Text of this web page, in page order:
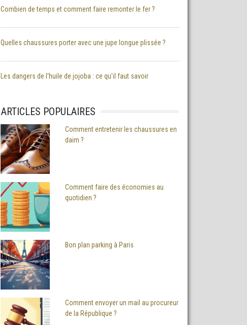
Combien de temps et comment faire remonter le fer ?
Quelles chaussures porter avec une jupe longue plissée ?
Les dangers de l'huile de jojoba : ce qu'il faut savoir
ARTICLES POPULAIRES
Comment entretenir les chaussures en
daim ?
Comment faire des économies au
quotidien ?
Bon plan parking à Paris
Comment envoyer un mail au procureur
de la République ?